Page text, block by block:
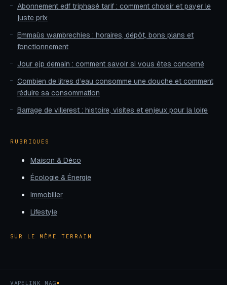
Abonnement edf triphasé tarif : comment choisir et payer le
juste prix
Emmaüs wambrechies : horaires, dépôt, bons plans et
fonctionnement
Jour ejp demain : comment savoir si vous êtes concerné
Combien de litres d’eau consomme une douche et comment
réduire sa consommation
Barrage de villerest : histoire, visites et enjeux pour la loire
RUBRIQUES
Maison & Déco
Écologie & Énergie
Immobilier
Lifestyle
SUR LE MÊME TERRAIN
VAPELINK MAG